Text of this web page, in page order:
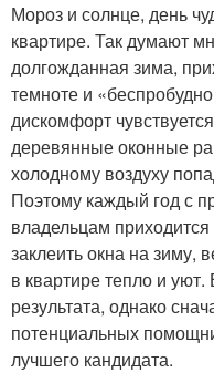
Мороз и солнце, день
квартире. Так думают
долгожданная зима,
темноте и
дискомфорт
деревянные оконные
холодному воздуху
Поэтому каждый год с
владельцам
заклеить окна на зиму,
в квартире тепло и
результата, однако
потенциальных
лучшего кандидата.